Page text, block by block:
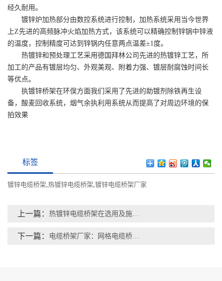
经久耐用。
镀锌炉加热部分由数控系统进行控制，加热系统采用当今世界
上Z先进的高频脉冲火焰加热方式，该系统可以精确控制锌锅中锌液
的温度，控制精度可达到锌锅内任意两点温差±1度。
热镀锌和预处理工艺采用德国拜林公司先进的热镀锌工艺，所
加工的产品有镀层均匀、外观美观、附着力强、镀层耐腐蚀时间长
等优点。
执镀锌桥架在环俣方面我们采用了先进的助镀剂除铁再生设
备，酸麦回收系统，烟气余执利用系统从而提高了对周边环境的保
拍效果
标签
镀锌电缆桥架 热镀锌电缆桥架 镀锌电缆桥架厂家
上一篇：
下一篇：